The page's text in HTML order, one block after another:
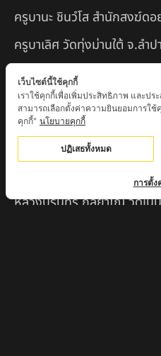
ครูบานะ ชินวํโส สำนักสงฆ์ด
ครูบาเลิศ วัดทุ่งม่านใต้ จ.ลำป
หลวงปู่หนู นรินโท วัดวังท่าดี
ครูบาทอง วัดก้อท่า จ.ลำพูน
ครูบาตุ๊เจ้าปู่หว่าหลิ่ง วิระทะโย
จ.เชียงใหม่
ครูบาศรี สุจิตโต บ้านสบก๋ง จ.
หลวงปู่รินทร์ กลฺยาโณ วัดเนิ
เว็บไซต์นี้ใช้คุกกี้
เราใช้คุกกี้เพื่อเพิ่มประสิทธิภาพ และป
สามารถเลือกตั้งค่าความยินยอมการใช้
คุกกี้" นโยบายคุกกี้
ปฏิเสธทั้งหมด
การตั้ง